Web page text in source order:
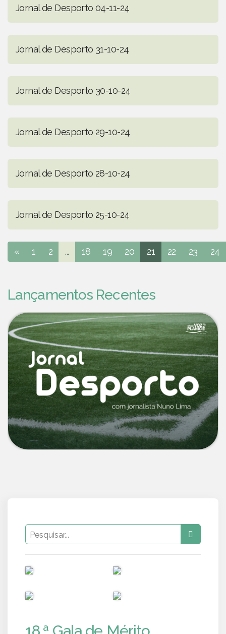
Jornal de Desporto 04-11-24
Jornal de Desporto 31-10-24
Jornal de Desporto 30-10-24
Jornal de Desporto 29-10-24
Jornal de Desporto 28-10-24
Jornal de Desporto 25-10-24
« 1 2 ... 18 19 20 21 22 23 24
Lançamentos Recentes